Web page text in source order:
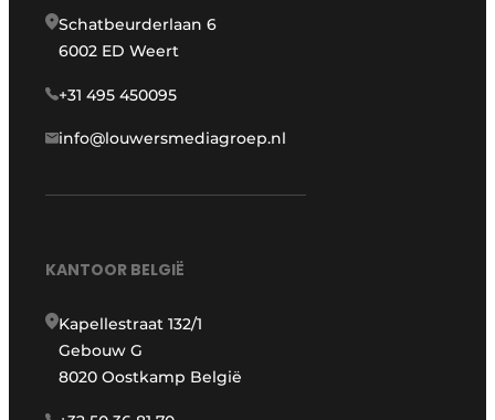
Schatbeurderlaan 6
6002 ED Weert
+31 495 450095
info@louwersmediagroep.nl
KANTOOR BELGIË
Kapellestraat 132/1
Gebouw G
8020 Oostkamp België